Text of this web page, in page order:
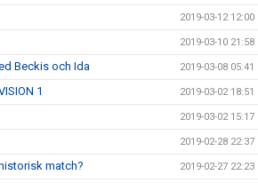
2019-03-12 12:00
2019-03-10 21:58
Beckis och Ida 2019-03-08 05:41
1 2019-03-02 18:51
2019-03-02 15:17
2019-02-28 22:37
match? 2019-02-27 22:23